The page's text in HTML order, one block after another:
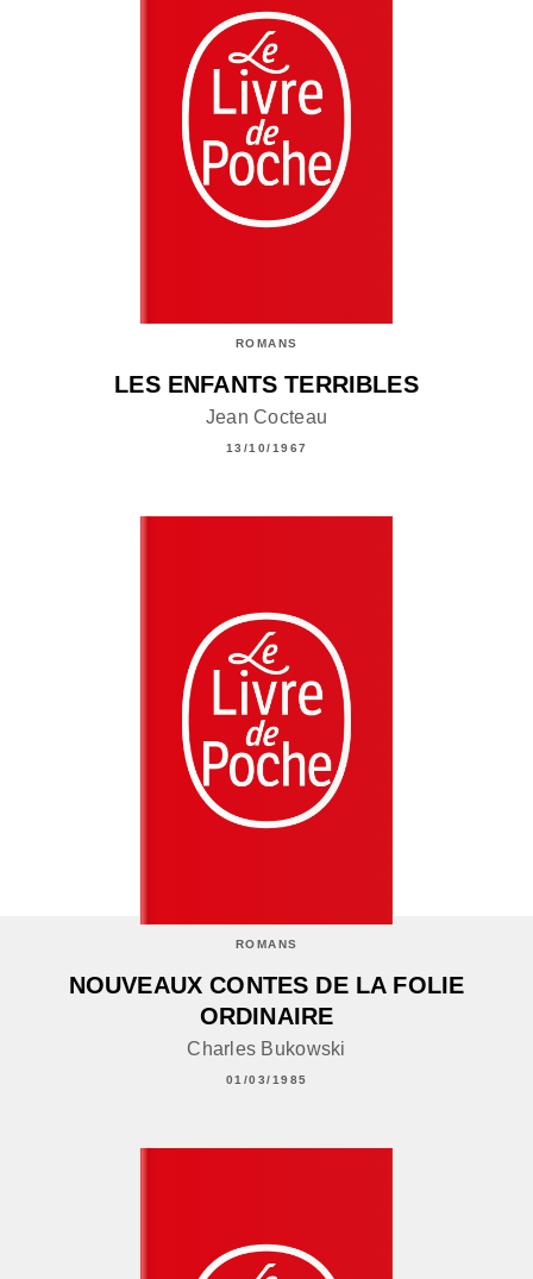
ROMANS
LES ENFANTS TERRIBLES
Jean Cocteau
13/10/1967
ROMANS
NOUVEAUX CONTES DE LA FOLIE
ORDINAIRE
Charles Bukowski
01/03/1985